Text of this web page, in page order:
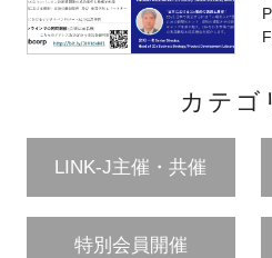
カテゴ
LINK-J主催・共催
特別会員開催